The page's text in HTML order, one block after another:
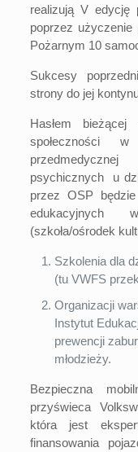
realizują V edycję
poprzez
Pożarnym 10
Sukcesy
strony do jej
Hasłem
społeczności
psychicznych u
przez OSP
edukacyjnych
(szkoła/ośrodek
Szkolenia dla
(tu VWFS
Organizacji
Instytut
prewencji
młodzieży.
Bezpieczna
przyświeca
która jest
finansowania